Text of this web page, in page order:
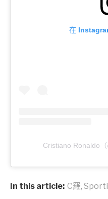
在
Cristiano Ronaldo
In this article: C羅,